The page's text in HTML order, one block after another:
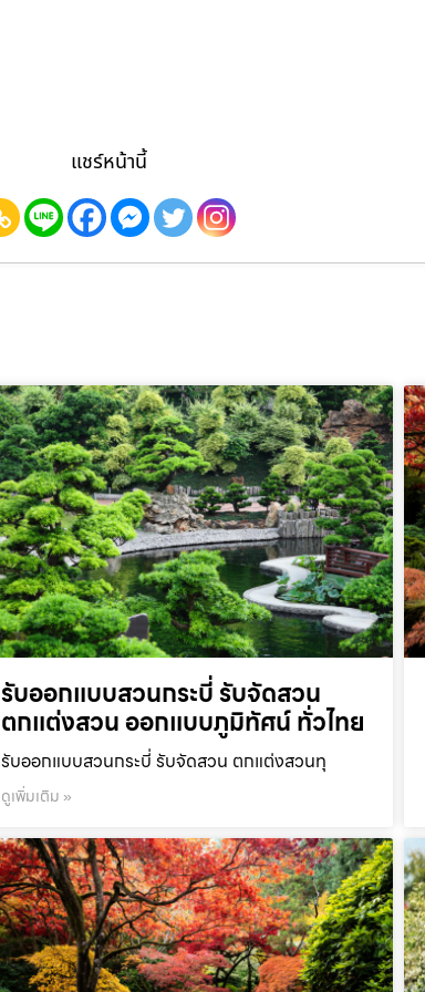
แชร์หน้านี้
รับออกแบบสวนกระบี่ รับจัดสวน
ตกแต่งสวน ออกแบบภูมิทัศน์ ทั่วไทย
รับออกแบบสวนกระบี่ รับจัดสวน ตกแต่งสวนทุ
ดูเพิ่มเติม »